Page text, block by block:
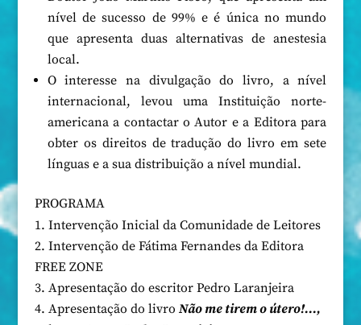
nível de sucesso de 99% e é única no mundo
que apresenta duas alternativas de anestesia
local.
O interesse na divulgação do livro, a nível
internacional, levou uma Instituição norte-
americana a contactar o Autor e a Editora para
obter os direitos de tradução do livro em sete
línguas e a sua distribuição a nível mundial.
PROGRAMA
Intervenção Inicial da Comunidade de Leitores
Intervenção de Fátima Fernandes da Editora
FREE ZONE
Apresentação do escritor Pedro Laranjeira
Apresentação do livro Não me tirem o útero!…,